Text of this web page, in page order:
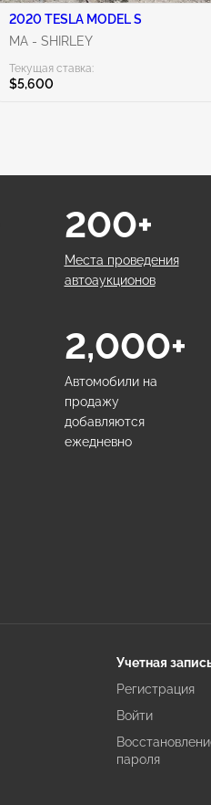
2020 TESLA MODEL S
MA - SHIRLEY
Текущая ставка:
$5,600
Места проведения
автоаукционов
200+
Автомобили на
продажу
добавляются
ежедневно
2,000+
Учетная
Регистрация
Войти
пароля